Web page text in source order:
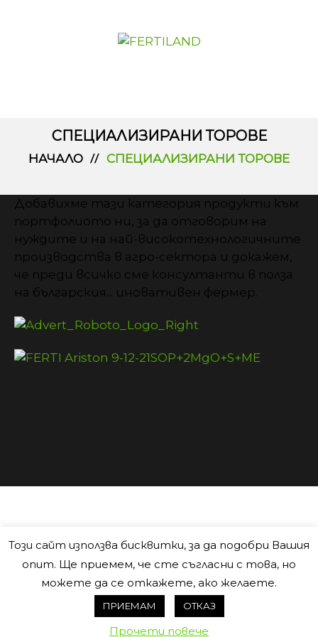
СПЕЦИАЛИЗИРАНИ ТОРОВЕ
НАЧАЛО СПЕЦИАЛИЗИРАНИ ТОРОВЕ
Добавихме тази категория продукти към
портфолиото ни, за да отговорим на
нуждите и на най-високотехнологичните
производства в агро-сектора и докажем,
че преди всичко сме консултанти в полза
на българския... иновативен фермер.
ФЕРТИЛЕНД ЕООД © 2025
Този сайт използва бисквитки, за да подобри Вашия
опит. Ще приемем, че сте съгласни с това, но
можете да се откажете, ако желаете.
ПРИЕМАМ ОТКАЗ
Прочети повече